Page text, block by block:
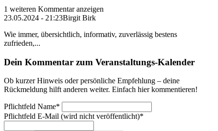
1 weiteren Kommentar anzeigen
23.05.2024 - 21:23Birgit Birk
Wie immer, übersichtlich, informativ, zuverlässig bestens
zufrieden,...
Dein Kommentar zum Veranstaltungs-Kalender
Ob kurzer Hinweis oder persönliche Empfehlung – deine
Rückmeldung hilft anderen weiter. Einfach hier kommentieren!
Pflichtfeld Name*
Pflichtfeld E-Mail (wird nicht veröffentlicht)*